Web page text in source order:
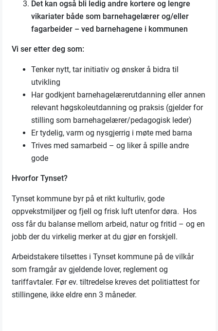
Det kan også bli ledig andre kortere og lengre
vikariater både som barnehagelærer og/eller
fagarbeider – ved barnehagene i kommunen
Vi ser etter deg som:
Tenker nytt, tar initiativ og ønsker å bidra til
utvikling
Har godkjent barnehagelærerutdanning eller annen
relevant høgskoleutdanning og praksis (gjelder for
stilling som barnehagelærer/pedagogisk leder)
Er tydelig, varm og nysgjerrig i møte med barna
Trives med samarbeid – og liker å spille andre
gode
Hvorfor Tynset?
Tynset kommune byr på et rikt kulturliv, gode
oppvekstmiljøer og fjell og frisk luft utenfor døra. Hos
oss får du balanse mellom arbeid, natur og fritid – og en
jobb der du virkelig merker at du gjør en forskjell.
Arbeidstakere tilsettes i Tynset kommune på de vilkår
som framgår av gjeldende lover, reglement og
tariffavtaler. Før ev. tiltredelse kreves det politiattest for
stillingene, ikke eldre enn 3 måneder.